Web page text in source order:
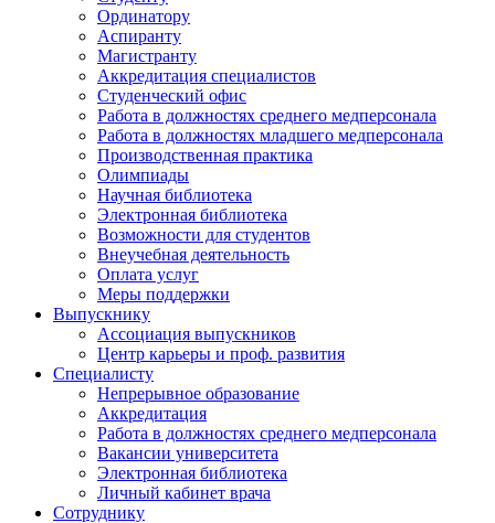
Ординатору
Аспиранту
Магистранту
Аккредитация специалистов
Студенческий офис
Работа в должностях среднего медперсонала
Работа в должностях младшего медперсонала
Производственная практика
Олимпиады
Научная библиотека
Электронная библиотека
Возможности для студентов
Внеучебная деятельность
Оплата услуг
Меры поддержки
Выпускнику
Ассоциация выпускников
Центр карьеры и проф. развития
Специалисту
Непрерывное образование
Аккредитация
Работа в должностях среднего медперсонала
Вакансии университета
Электронная библиотека
Личный кабинет врача
Сотруднику